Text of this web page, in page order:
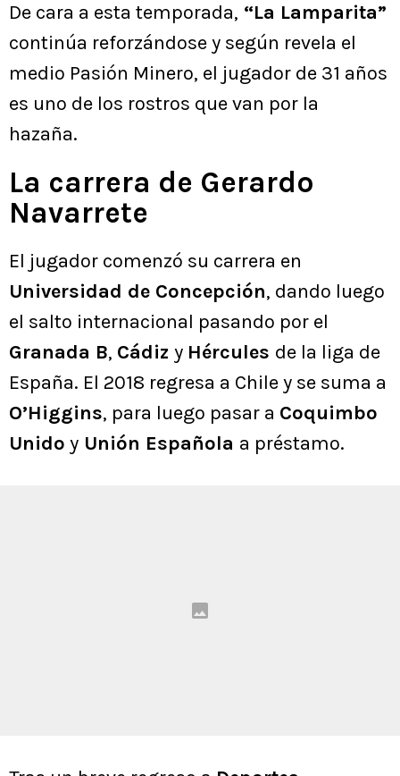
De cara a esta temporada, “La Lamparita”
continúa reforzándose y según revela el
medio Pasión Minero, el jugador de 31 años
es uno de los rostros que van por la
hazaña.
La carrera de Gerardo
Navarrete
El jugador comenzó su carrera en
Universidad de Concepción, dando luego
el salto internacional pasando por el
Granada B, Cádiz y Hércules de la liga de
España. El 2018 regresa a Chile y se suma a
O’Higgins, para luego pasar a Coquimbo
Unido y Unión Española a préstamo.